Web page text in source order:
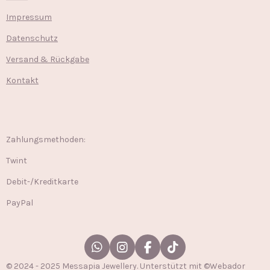
Impressum
Datenschutz
Versand & Rückgabe
Kontakt
Zahlungsmethoden:
Twint
Debit-/Kreditkarte
PayPal
W
h
I
n
F
a
T
i
© 2024 - 2025 Messapia Jewellery. Unterstützt mit ©Webador